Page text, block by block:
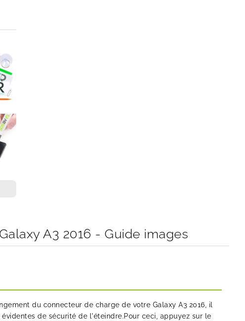
A3 2016 - Guide images
du connecteur de charge de votre Galaxy A3 2016, il
de sécurité de l'éteindre.Pour ceci, appuyez sur le